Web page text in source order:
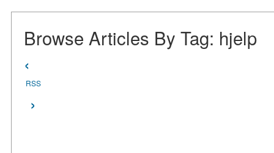
Browse Articles By Tag: hjelp
‹
RSS
›